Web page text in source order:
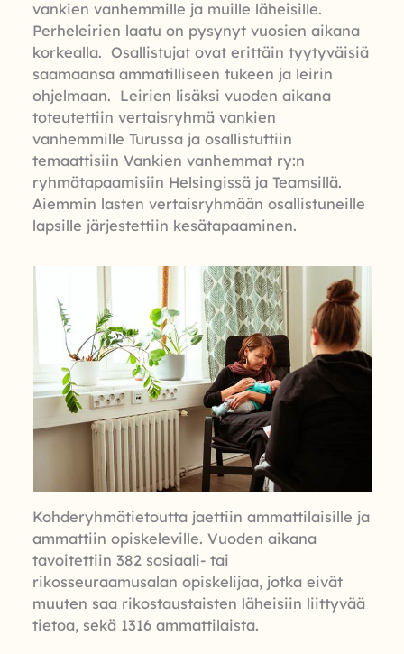
vankien vanhemmille ja muille läheisille.
Perheleirien laatu on pysynyt vuosien aikana
korkealla. Osallistujat ovat erittäin tyytyväisiä
saamaansa ammatilliseen tukeen ja leirin
ohjelmaan. Leirien lisäksi vuoden aikana
toteutettiin vertaisryhmä vankien
vanhemmille Turussa ja osallistuttiin
temaattisiin Vankien vanhemmat ry:n
ryhmätapaamisiin Helsingissä ja Teamsillä.
Aiemmin lasten vertaisryhmään osallistuneille
lapsille järjestettiin kesätapaaminen.
Kohderyhmätietoutta jaettiin ammattilaisille ja
ammattiin opiskeleville. Vuoden aikana
tavoitettiin 382 sosiaali- tai
rikosseuraamusalan opiskelijaa, jotka eivät
muuten saa rikostaustaisten läheisiin liittyvää
tietoa, sekä 1316 ammattilaista.